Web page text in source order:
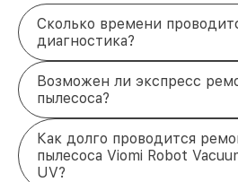
Сколько времени
диагностика?
Возможен ли экспресс
пылесоса?
Как долго проводится
пылесоса Viomi Robot
UV?